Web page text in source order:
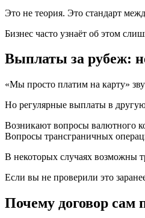
Это не теория. Это стандарт
Бизнес часто узнаёт об этом
Выплаты за рубеж:
«Мы просто платим на карту»
Но регулярные выплаты в
Возникают вопросы валютного
Вопросы трансграничных
В некоторых случаях возможны
Если вы не проверили это
Почему договор сам